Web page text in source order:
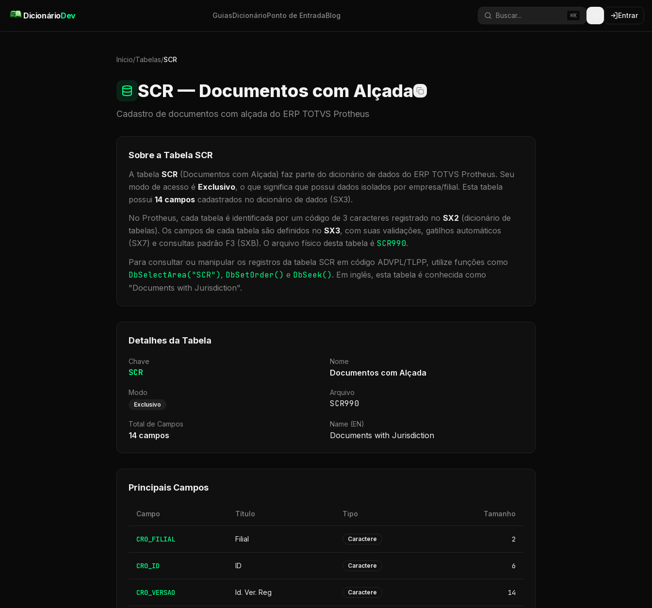
DicionárioDev GuiasDicionárioPonto de EntradaBlog Buscar... ⌘K Entrar
Início/Tabelas/SCR
SCR — Documentos com Alçada
Cadastro de documentos com alçada do ERP TOTVS Protheus
Sobre a Tabela SCR
A tabela SCR (Documentos com Alçada) faz parte do dicionário de dados do ERP TOTVS Protheus. Seu
modo de acesso é Exclusivo, o que significa que possui dados isolados por empresa/filial. Esta tabela
possui 14 campos cadastrados no dicionário de dados (SX3).
No Protheus, cada tabela é identificada por um código de 3 caracteres registrado no SX2 (dicionário de
tabelas). Os campos de cada tabela são definidos no SX3, com suas validações, gatilhos automáticos
(SX7) e consultas padrão F3 (SXB). O arquivo físico desta tabela é SCR990.
Para consultar ou manipular os registros da tabela SCR em código ADVPL/TLPP, utilize funções como
DbSelectArea("SCR"), DbSetOrder() e DbSeek(). Em inglês, esta tabela é conhecida como
"Documents with Jurisdiction".
Detalhes da Tabela
Chave
SCR
Nome
Documentos com Alçada
Modo
Exclusivo
Arquivo
SCR990
Total de Campos
14 campos
Name (EN)
Documents with Jurisdiction
Principais Campos
Campo Título Tipo Tamanho
CR0_FILIAL Filial Caractere 2
CR0_ID ID Caractere 6
CR0_VERSAO Id. Ver. Reg Caractere 14